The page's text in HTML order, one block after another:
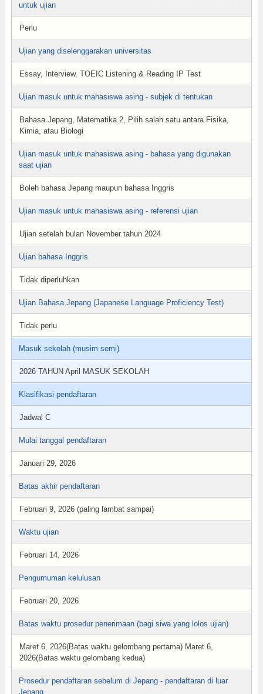
untuk ujian
Perlu
Ujian yang diselenggarakan universitas
Essay, Interview, TOEIC Listening & Reading IP Test
Ujian masuk untuk mahasiswa asing - subjek di tentukan
Bahasa Jepang, Matematika 2, Pilih salah satu antara Fisika,
Kimia, atau Biologi
Ujian masuk untuk mahasiswa asing - bahasa yang digunakan
saat ujian
Boleh bahasa Jepang maupun bahasa Inggris
Ujian masuk untuk mahasiswa asing - referensi ujian
Ujian setelah bulan November tahun 2024
Ujian bahasa Inggris
Tidak diperluhkan
Ujian Bahasa Jepang (Japanese Language Proficiency Test)
Tidak perlu
Masuk sekolah (musim semi)
2026 TAHUN April MASUK SEKOLAH
Klasifikasi pendaftaran
Jadwal C
Mulai tanggal pendaftaran
Januari 29, 2026
Batas akhir pendaftaran
Februari 9, 2026 (paling lambat sampai)
Waktu ujian
Februari 14, 2026
Pengumuman kelulusan
Februari 20, 2026
Batas waktu prosedur penerimaan (bagi siwa yang lolos ujian)
Maret 6, 2026(Batas waktu gelombang pertama) Maret 6,
2026(Batas waktu gelombang kedua)
Prosedur pendaftaran sebelum di Jepang - pendaftaran di luar
Jepang